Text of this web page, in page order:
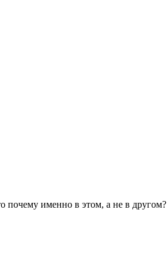
почему именно в этом, а не в другом?